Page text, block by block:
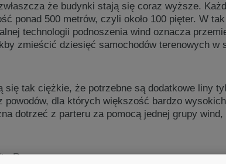
że budynki stają się coraz wyższe.
ponad 500 metrów, czyli około 100 pięter. W
technologii podnoszenia wind oznacza
zmieścić dziesięć samochodów terenowych
się tak ciężkie, że potrzebne są dodatkowe liny
powodów, dla których większość bardzo
dotrzeć z parteru za pomocą jednej grupy